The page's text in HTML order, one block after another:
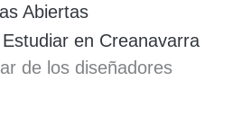
Abiertas
en Creanavarra
de los diseñadores